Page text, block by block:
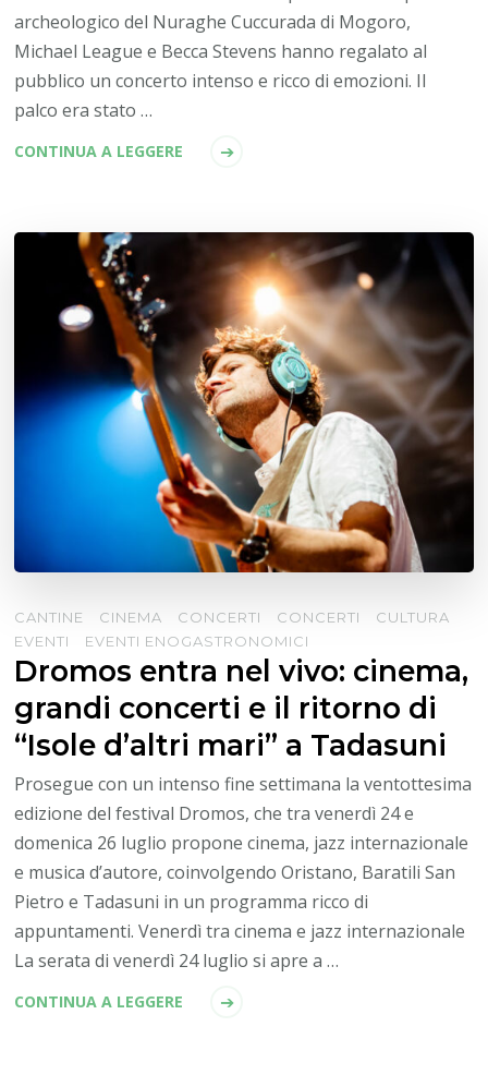
archeologico del Nuraghe Cuccurada di Mogoro,
Michael League e Becca Stevens hanno regalato al
pubblico un concerto intenso e ricco di emozioni. Il
palco era stato …
CONTINUA A LEGGERE
CANTINE CINEMA CONCERTI CONCERTI
CULTURA
EVENTI
EVENTI ENOGASTRONOMICI
Dromos entra nel vivo: cinema,
grandi concerti e il ritorno di
“Isole d’altri mari” a Tadasuni
Prosegue con un intenso fine settimana la ventottesima
edizione del festival Dromos, che tra venerdì 24 e
domenica 26 luglio propone cinema, jazz internazionale
e musica d’autore, coinvolgendo Oristano, Baratili San
Pietro e Tadasuni in un programma ricco di
appuntamenti. Venerdì tra cinema e jazz internazionale
La serata di venerdì 24 luglio si apre a …
CONTINUA A LEGGERE